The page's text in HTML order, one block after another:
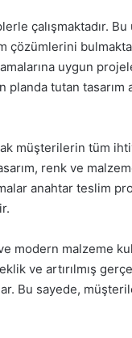
çalışmaktadır. Bu
çözümlerini
uygun
tutan tasarım
müşterilerin tüm
renk ve
anahtar teslim
modern malzeme
ve artırılmış
Bu sayede,